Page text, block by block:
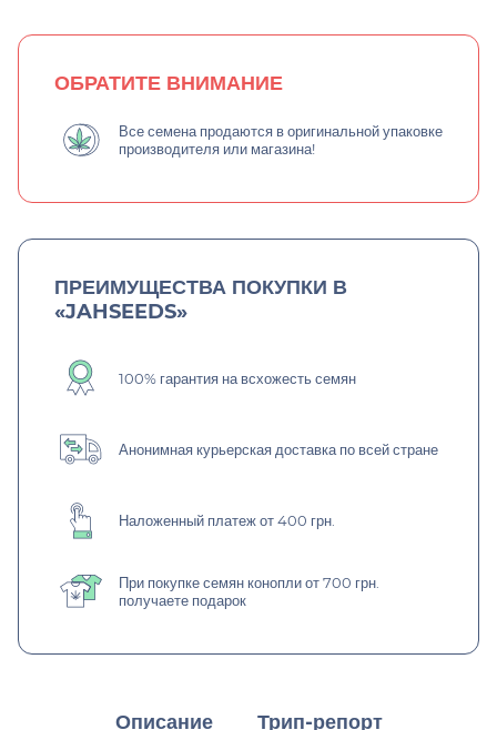
ОБРАТИТЕ ВНИМАНИЕ
Все семена продаются в оригинальной упаковке
производителя или магазина!
ПРЕИМУЩЕСТВА ПОКУПКИ В
«JAHSEEDS»
100% гарантия на всхожесть семян
Анонимная курьерская доставка по всей стране
Наложенный платеж от 400 грн.
При покупке семян конопли от 700 грн.
получаете подарок
Описание Трип-репорт